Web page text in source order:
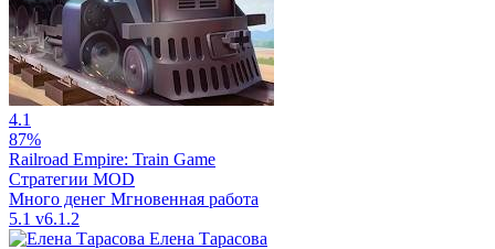
4.1
87%
Railroad Empire: Train Game
Стратегии MOD
Много денег Мгновенная работа
5.1 v6.1.2
Елена Тарасова